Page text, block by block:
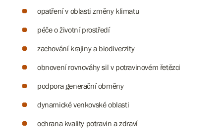
opatření v oblasti změny klimatu
péče o životní prostředí
zachování krajiny a biodiverzity
obnovení rovnováhy sil v potravinovém řetězci
podpora generační obměny
dynamické venkovské oblasti
ochrana kvality potravin a zdraví